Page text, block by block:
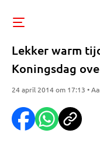
Lekker warm
Koningsdag
24 april 2014 om 17:13 •